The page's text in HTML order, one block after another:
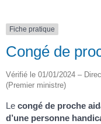
Fiche pratique
Congé de
Vérifié le 01/01/2024 –
(Premier ministre)
Le congé de proche
d’une personne